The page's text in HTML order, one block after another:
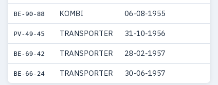
BE-90-88 KOMBI 06-08-1955
PV-49-45 TRANSPORTER 31-10-1956
BE-69-42 TRANSPORTER 28-02-1957
BE-66-24 TRANSPORTER 30-06-1957